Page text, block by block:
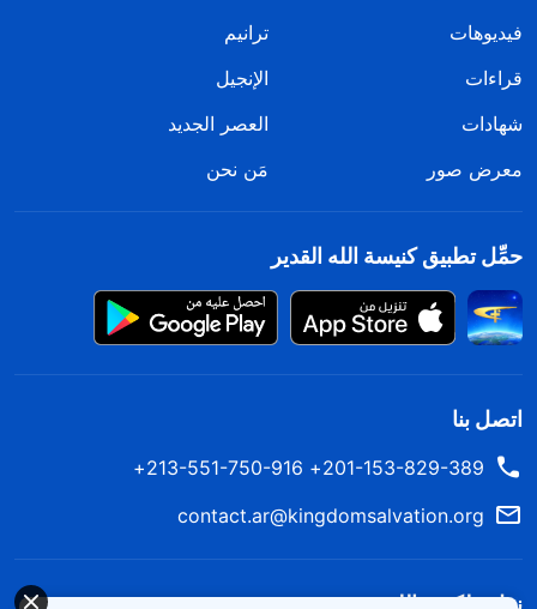
فيديوهات
ترانيم
قراءات
الإنجيل
شهادات
العصر الجديد
معرض صور
مَن نحن
حمِّل تطبيق كنيسة الله القدير
اتصل بنا
201-153-829-389+ 213-551-750-916+
contact.ar@kingdomsalvation.org
نزل ملكوت الله.